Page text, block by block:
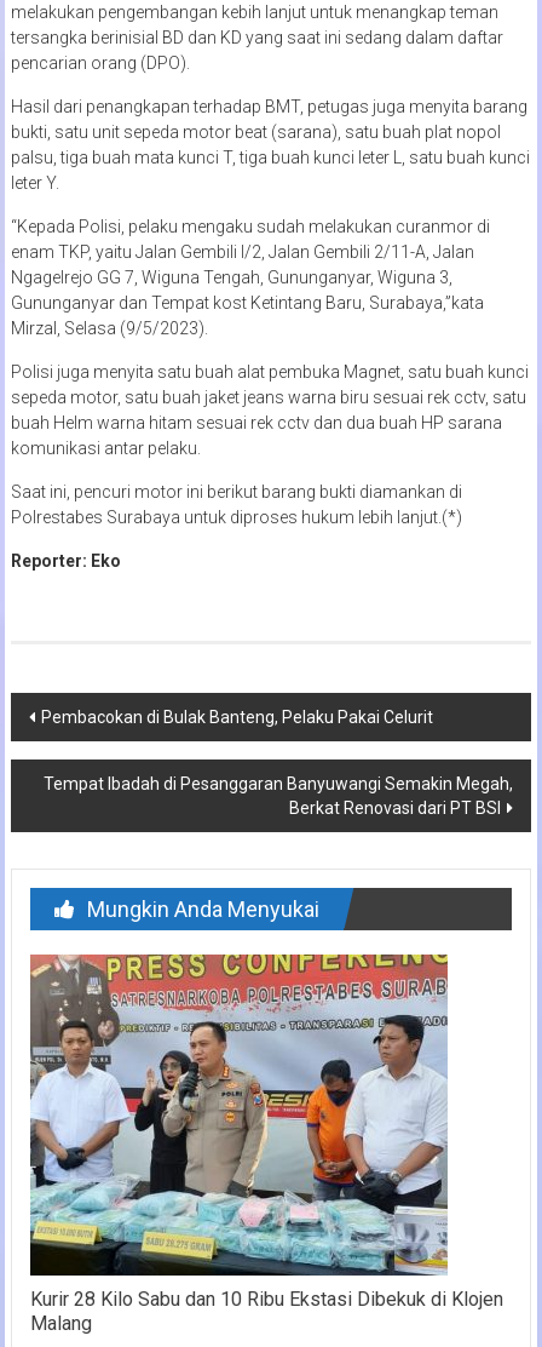
melakukan pengembangan kebih lanjut untuk menangkap teman
tersangka berinisial BD dan KD yang saat ini sedang dalam daftar
pencarian orang (DPO).
Hasil dari penangkapan terhadap BMT, petugas juga menyita barang
bukti, satu unit sepeda motor beat (sarana), satu buah plat nopol
palsu, tiga buah mata kunci T, tiga buah kunci leter L, satu buah kunci
leter Y.
“Kepada Polisi, pelaku mengaku sudah melakukan curanmor di
enam TKP, yaitu Jalan Gembili I/2, Jalan Gembili 2/11-A, Jalan
Ngagelrejo GG 7, Wiguna Tengah, Gununganyar, Wiguna 3,
Gununganyar dan Tempat kost Ketintang Baru, Surabaya,”kata
Mirzal, Selasa (9/5/2023).
Polisi juga menyita satu buah alat pembuka Magnet, satu buah kunci
sepeda motor, satu buah jaket jeans warna biru sesuai rek cctv, satu
buah Helm warna hitam sesuai rek cctv dan dua buah HP sarana
komunikasi antar pelaku.
Saat ini, pencuri motor ini berikut barang bukti diamankan di
Polrestabes Surabaya untuk diproses hukum lebih lanjut.(*)
Reporter: Eko
Navigasi
pos
Pembacokan di Bulak Banteng, Pelaku Pakai Celurit
Tempat Ibadah di Pesanggaran Banyuwangi Semakin Megah,
Berkat Renovasi dari PT BSI
Mungkin Anda Menyukai
Kurir 28 Kilo Sabu dan 10 Ribu Ekstasi Dibekuk di Klojen
Malang